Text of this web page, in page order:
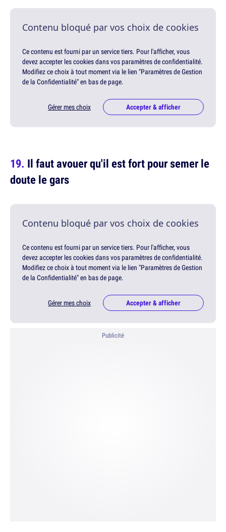
Contenu bloqué par vos choix de cookies
Ce contenu est fourni par un service tiers. Pour l'afficher, vous
devez accepter les cookies dans vos paramètres de confidentialité.
Modifiez ce choix à tout moment via le lien "Paramètres de Gestion
de la Confidentialité" en bas de page.
Gérer mes choix Accepter & afficher
Il faut avouer qu'il est fort pour semer le
doute le gars
Contenu bloqué par vos choix de cookies
Ce contenu est fourni par un service tiers. Pour l'afficher, vous
devez accepter les cookies dans vos paramètres de confidentialité.
Modifiez ce choix à tout moment via le lien "Paramètres de Gestion
de la Confidentialité" en bas de page.
Gérer mes choix Accepter & afficher
Publicité